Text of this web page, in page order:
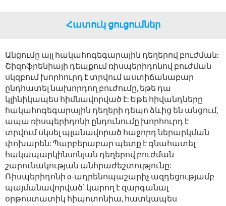
Հատուկ ցուցումներ
Անցումը այլ հակահոգեգարային դեղերով բուժման:
Շիզոֆրենիայի դեպքում ռիսպերիդոնով բուժման
սկզբում խորհուրդ է տրվում աստիճանաբար
ընդհատել նախորդող բուժումը, եթե դա
կլինիկապես հիմնավորված է: Եթե հիվանդները
հակահոգեգարային դեղերի դեպո ձևից են անցում,
ապա ռիսպերիդոնի ընդունումը խորհուրդ է
տրվում սկսել պլանավորած հաջորդ ներարկման
փոխարեն: Պարբերաբար պետք է գնահատել
հակապարկինսոնյան դեղերով բուժման
շարունակության անհրաժեշտությունը:
Ռիսպերիդոնի α-ադրենոպաշարիչ ազդեցությամբ
պայմանավորված՝ կարող է զարգանալ
օրթոստատիկ հիպոտոնիա, հատկապես